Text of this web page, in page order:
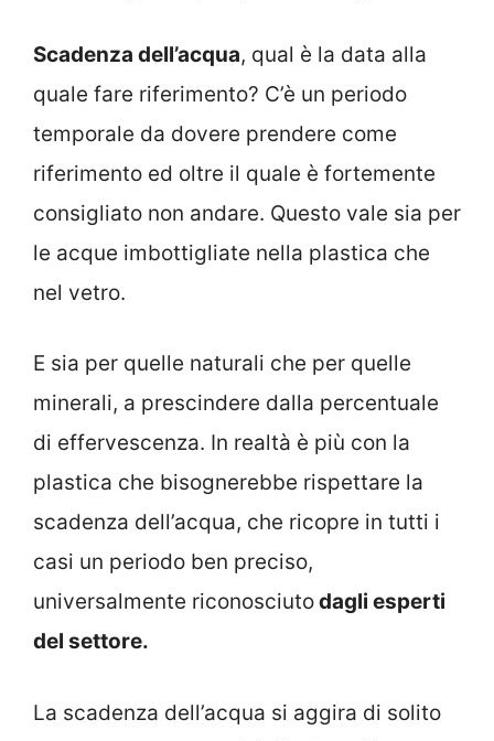
Scadenza dell’acqua, qual è la data alla
quale fare riferimento? C’è un periodo
temporale da dovere prendere come
riferimento ed oltre il quale è fortemente
consigliato non andare. Questo vale sia per
le acque imbottigliate nella plastica che
nel vetro.
E sia per quelle naturali che per quelle
minerali, a prescindere dalla percentuale
di effervescenza. In realtà è più con la
plastica che bisognerebbe rispettare la
scadenza dell’acqua, che ricopre in tutti i
casi un periodo ben preciso,
universalmente riconosciutodagli esperti
del settore.
La scadenza dell’acqua si aggira di solito